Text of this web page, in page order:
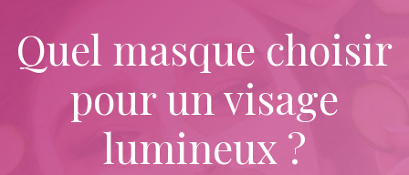
Quel masque choisir
pour un visage
lumineux ?